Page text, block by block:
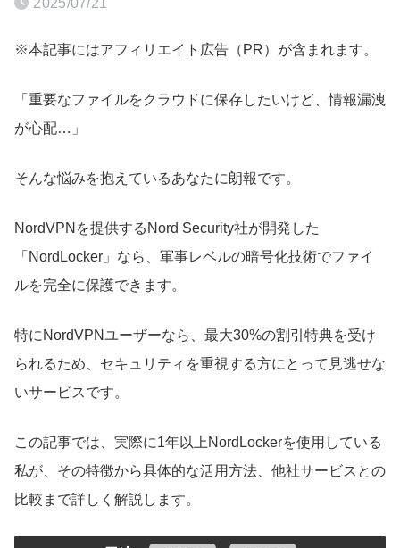
2025/07/21
※本記事にはアフィリエイト広告（PR）が含まれます。
「重要なファイルをクラウドに保存したいけど、情報漏洩
が心配…」
そんな悩みを抱えているあなたに朗報です。
NordVPNを提供するNord Security社が開発した
「NordLocker」なら、軍事レベルの暗号化技術でファイ
ルを完全に保護できます。
特にNordVPNユーザーなら、最大30%の割引特典を受け
られるため、セキュリティを重視する方にとって見逃せな
いサービスです。
この記事では、実際に1年以上NordLockerを使用している
私が、その特徴から具体的な活用方法、他社サービスとの
比較まで詳しく解説します。